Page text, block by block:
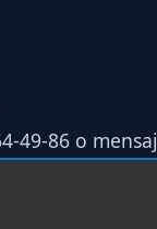
49-86 o